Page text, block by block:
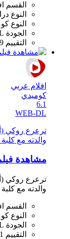
القسم
النوع
النوع
الجودة
التقييم
افلام عربي
كوميدي
6.1
WEB-DL
ترعرع روكي
والدته مع
مشاهدة فيلم
ترعرع روكي
والدته مع
القسم
النوع
الجودة
التقييم